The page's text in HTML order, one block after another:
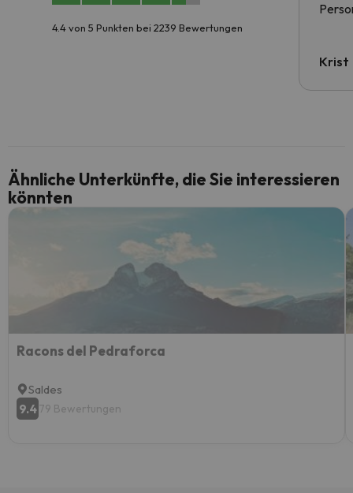
4.4 von 5 Punkten bei 2239 Bewertungen
Krist
Ähnliche Unterkünfte, die Sie interessieren
könnten
Racons del Pedraforca
Saldes
9.479 Bewertungen